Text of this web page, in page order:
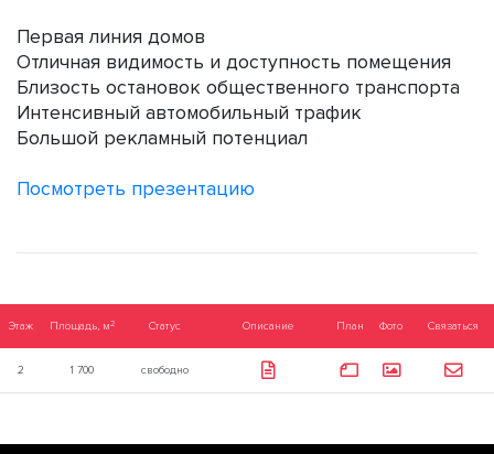
Первая линия домов
Отличная видимость и доступность помещения
Близость остановок общественного транспорта
Интенсивный автомобильный трафик
Большой рекламный потенциал
Посмотреть презентацию
Этаж Площадь, м2 Статус Описание План Фото Связаться
2 1 700 свободно